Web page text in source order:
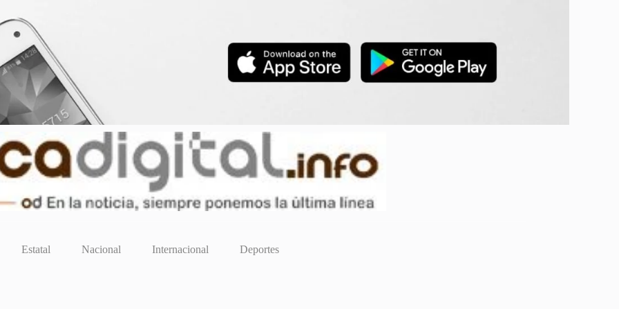
Estatal Nacional Internacional Deportes